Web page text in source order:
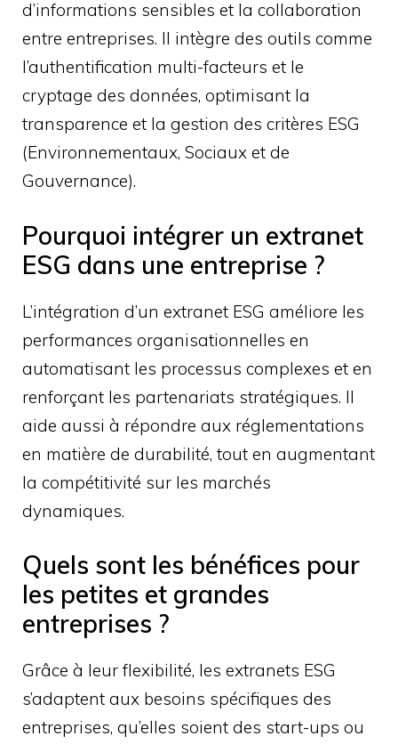
d’informations sensibles et la collaboration
entre entreprises. Il intègre des outils comme
l’authentification multi-facteurs et le
cryptage des données, optimisant la
transparence et la gestion des critères ESG
(Environnementaux, Sociaux et de
Gouvernance).
Pourquoi intégrer un extranet
ESG dans une entreprise ?
L’intégration d’un extranet ESG améliore les
performances organisationnelles en
automatisant les processus complexes et en
renforçant les partenariats stratégiques. Il
aide aussi à répondre aux réglementations
en matière de durabilité, tout en augmentant
la compétitivité sur les marchés
dynamiques.
Quels sont les bénéfices pour
les petites et grandes
entreprises ?
Grâce à leur flexibilité, les extranets ESG
s’adaptent aux besoins spécifiques des
entreprises, qu’elles soient des start-ups ou